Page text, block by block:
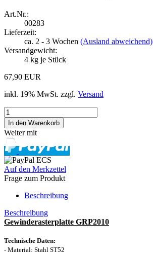
Art.Nr.:
00283
Lieferzeit:
ca. 2 - 3 Wochen (Ausland abweichend)
Versandgewicht:
4 kg je Stück
67,90 EUR
inkl. 19% MwSt. zzgl. Versand
Weiter mit
Auf den Merkzettel
Frage zum Produkt
Beschreibung
Beschreibung
Gewinderasterplatte GRP2010
Technische Daten:
- Material: Stahl ST52